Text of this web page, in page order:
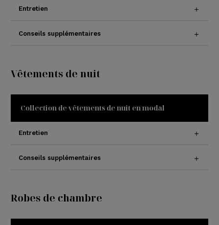
Entretien
Conseils supplémentaires
Vêtements de nuit
Collection de vêtements de nuit en modal
Entretien
Conseils supplémentaires
Robes de chambre